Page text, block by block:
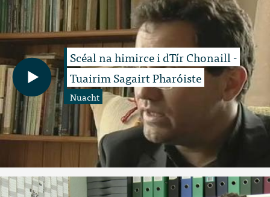
Scéal na himirce i dTír Chonaill -
Tuairim Sagairt Pharóiste
Nuacht